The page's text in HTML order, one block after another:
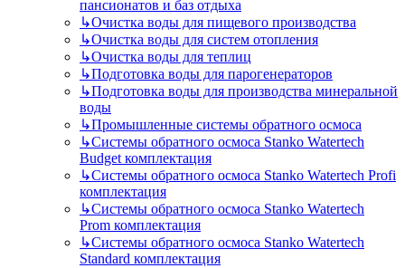
пансионатов и баз отдыха
↳Очистка воды для пищевого производства
↳Очистка воды для систем отопления
↳Очистка воды для теплиц
↳Подготовка воды для парогенераторов
↳Подготовка воды для производства минеральной
воды
↳Промышленные системы обратного осмоса
↳Системы обратного осмоса Stanko Watertech
Budget комплектация
↳Системы обратного осмоса Stanko Watertech Profi
комплектация
↳Системы обратного осмоса Stanko Watertech
Prom комплектация
↳Системы обратного осмоса Stanko Watertech
Standard комплектация